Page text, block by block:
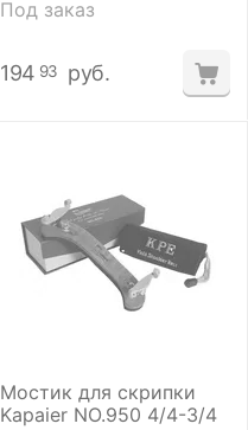
Под заказ
194 93 руб.
Мостик для скрипки
Kapaier NO.950 4/4-3/4